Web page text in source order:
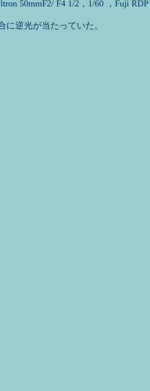
50mmF2/ F4 1/2，1/60 ，Fuji
に逆光が当たっていた。